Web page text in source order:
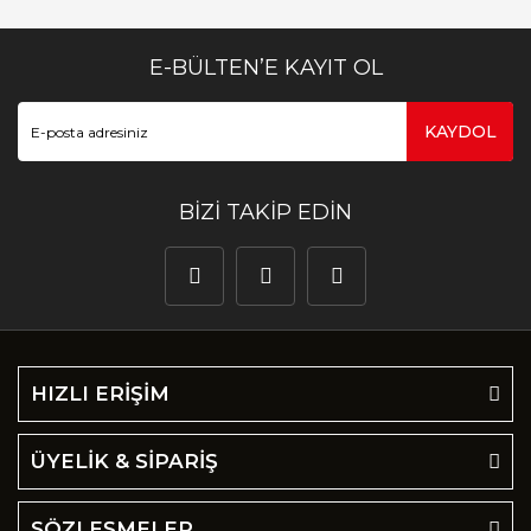
E-BÜLTEN’E KAYIT OL
KAYDOL
BİZİ TAKİP EDİN
HIZLI ERİŞİM
ÜYELİK & SİPARİŞ